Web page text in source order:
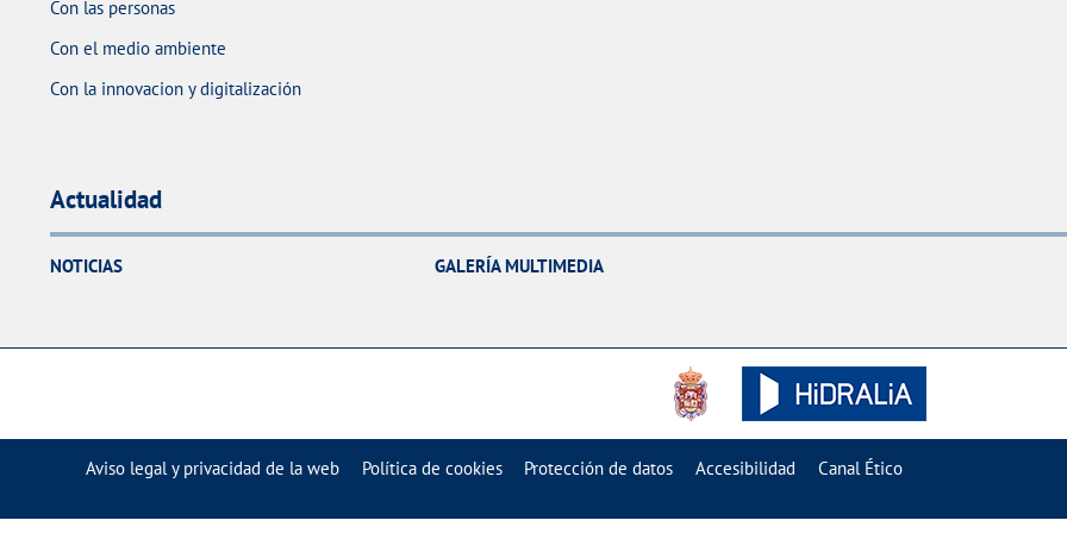
Con las personas
Con el medio ambiente
Con la innovacion y digitalización
Actualidad
NOTICIAS GALERÍA MULTIMEDIA
Aviso legal y privacidad de la web Política de cookies Protección de datos Accesibilidad Canal Ético